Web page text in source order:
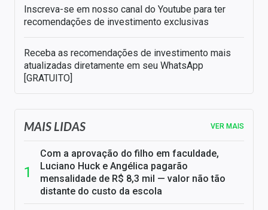
Inscreva-se em nosso canal do Youtube para ter
recomendações de investimento exclusivas
Receba as recomendações de investimento mais
atualizadas diretamente em seu WhatsApp
[GRATUITO]
MAIS LIDAS VER MAIS
Com a aprovação do filho em faculdade,
Luciano Huck e Angélica pagarão
mensalidade de R$ 8,3 mil — valor não tão
distante do custo da escola